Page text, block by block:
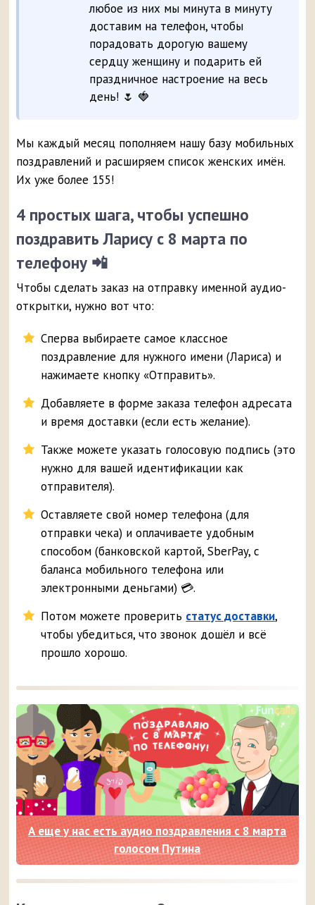
любое из них мы минута в минуту
доставим на телефон, чтобы
порадовать дорогую вашему
сердцу женщину и подарить ей
праздничное настроение на весь
день! 🌷 🍓
Мы каждый месяц пополняем нашу базу мобильных
поздравлений и расширяем список женских имён.
Их уже более 155!
4 простых шага, чтобы успешно
поздравить Ларису с 8 марта по
телефону 📲
Чтобы сделать заказ на отправку именной аудио-
открытки, нужно вот что:
Сперва выбираете самое классное
поздравление для нужного имени (Лариса) и
нажимаете кнопку «Отправить».
Добавляете в форме заказа телефон адресата
и время доставки (если есть желание).
Также можете указать голосовую подпись (это
нужно для вашей идентификации как
отправителя).
Оставляете свой номер телефона (для
отправки чека) и оплачиваете удобным
способом (банковской картой, SberPay, с
баланса мобильного телефона или
электронными деньгами) 💳.
Потом можете проверить статус доставки,
чтобы убедиться, что звонок дошёл и всё
прошло хорошо.
А еще у нас есть аудио поздравления с 8 марта
голосом Путина